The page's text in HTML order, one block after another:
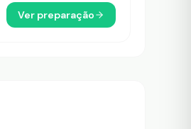
Ver preparação